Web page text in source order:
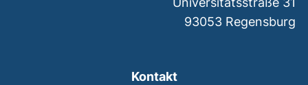
Kontakt
93053 Regensburg